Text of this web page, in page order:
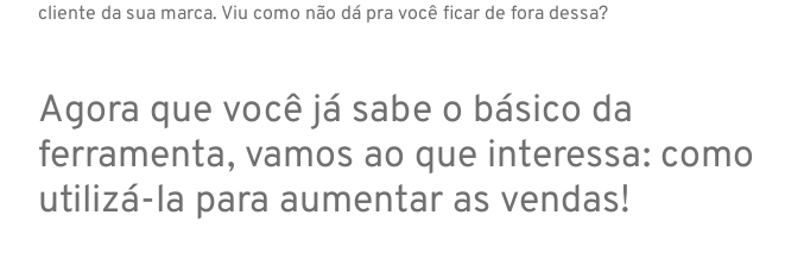
cliente da sua marca. Viu como não dá pra você ficar de fora dessa?
Agora que você já sabe o básico da
ferramenta, vamos ao que interessa: como
utilizá-la para aumentar as vendas!